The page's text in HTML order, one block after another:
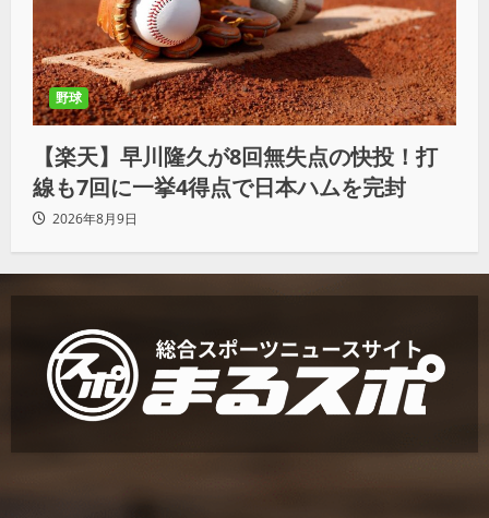
野球
【楽天】早川隆久が8回無失点の快投！打
線も7回に一挙4得点で日本ハムを完封
2026年8月9日